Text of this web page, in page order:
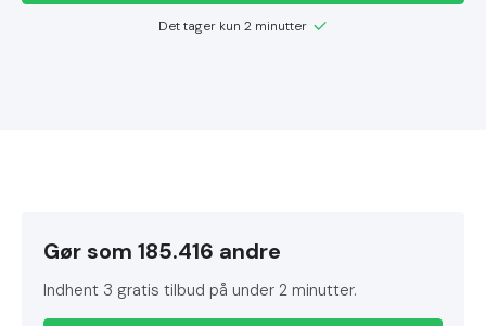
Det tager kun 2 minutter
Gør som 185.416 andre
Indhent 3 gratis tilbud på under 2 minutter.